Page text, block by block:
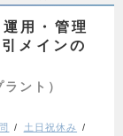
用・管理
メインの
ント）
土日祝休み